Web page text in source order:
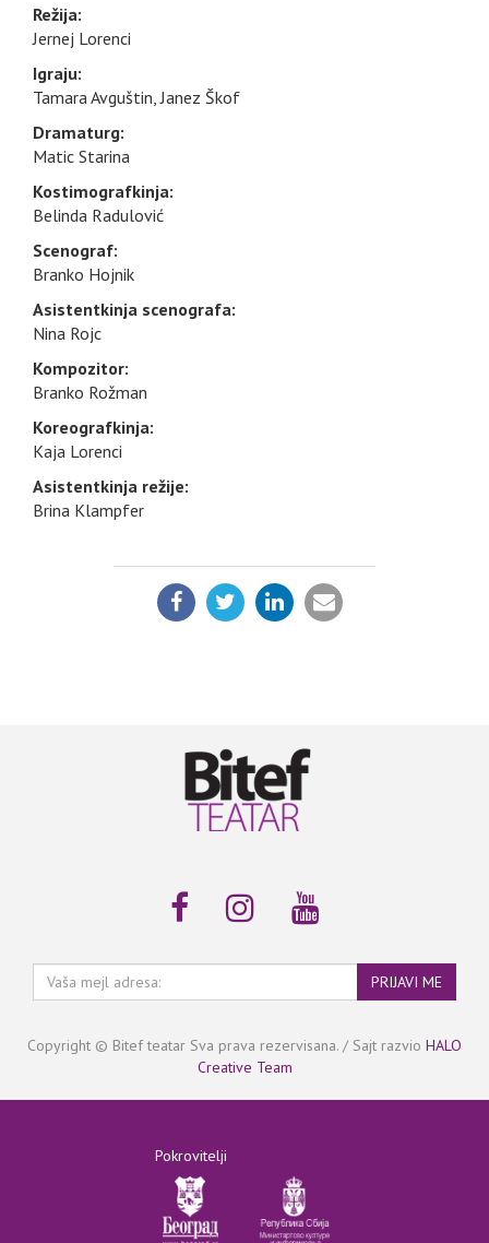
Režija:
Jernej Lorenci
Igraju:
Tamara Avguštin, Janez Škof
Dramaturg:
Matic Starina
Kostimografkinja:
Belinda Radulović
Scenograf:
Branko Hojnik
Asistentkinja scenografa:
Nina Rojc
Kompozitor:
Branko Rožman
Koreografkinja:
Kaja Lorenci
Asistentkinja režije:
Brina Klampfer
PODELI:
Vaša
mejl
PRIJAVI ME
Copyright © Bitef teatar Sva prava rezervisana. / Sajt razvio HALO
Creative Team
Pokrovitelji